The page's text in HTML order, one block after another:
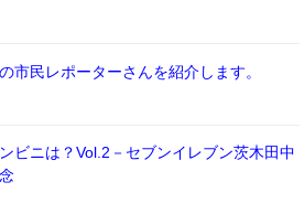
市民レポーターさんを紹介します。
ビニは？Vol.2－セブンイレブン茨木田中